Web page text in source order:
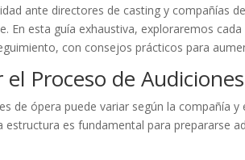
ante directores de casting y compañías
En esta guía exhaustiva, exploraremos
con consejos prácticos para
Proceso de
de ópera puede variar según la compañía
estructura es fundamental para prepararse